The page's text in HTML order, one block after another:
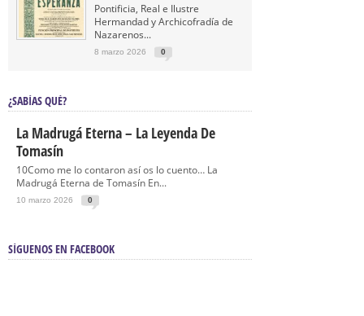
Pontificia, Real e Ilustre
Hermandad y Archicofradía de
Nazarenos...
8 marzo 2026 0
¿SABÍAS QUÉ?
La Madrugá Eterna – La Leyenda De
Tomasín
10Como me lo contaron así os lo cuento… La
Madrugá Eterna de Tomasín En...
10 marzo 2026 0
SÍGUENOS EN FACEBOOK